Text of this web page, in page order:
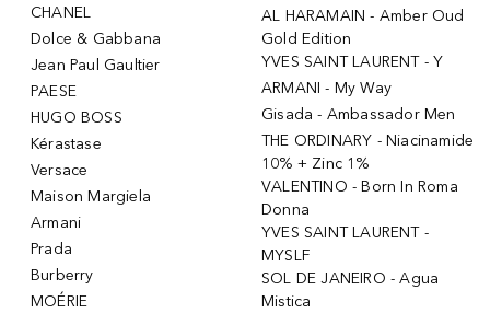
CHANEL
Dolce & Gabbana
Jean Paul Gaultier
PAESE
HUGO BOSS
Kérastase
Versace
Maison Margiela
Armani
Prada
Burberry
MOÉRIE
AL HARAMAIN - Amber Oud
Gold Edition
YVES SAINT LAURENT - Y
ARMANI - My Way
Gisada - Ambassador Men
THE ORDINARY - Niacinamide
10% + Zinc 1%
VALENTINO - Born In Roma
Donna
YVES SAINT LAURENT -
MYSLF
SOL DE JANEIRO - Agua
Mistica